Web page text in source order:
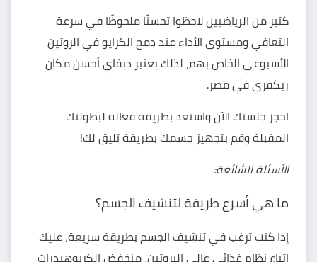
كثير من الرياضيين لاحظوا تحسنًا ملحوظًا في سرعة
التعافي ومستوى الأداء عند دمج الكرايو في الروتين
الأسبوعي الخاص بهم، لذلك يعتبر ديفايأحسن مكان
ريكفري في مصر.
احجز جلستك الآن واستعد بطريقة فعالة لبطولتك
المقبلة وقم بتجهيز جسمك بطريقة تليق لك!
الأسئلة الشائعة:
ما هي أسرع طريقة لتنشيف الجسم؟
إذا كنت ترغب في تنشيف الجسم بطريقة سريعة، عليك
اتباع نظام غذائي عالي البروتين، منخفض الكربوهيدرات